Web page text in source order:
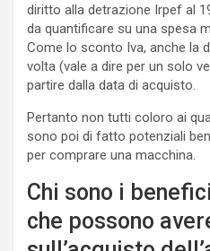
diritto alla detrazione Irpef al
da quantificare su una spesa
Come lo sconto Iva, anche la
volta (vale a dire per un solo
partire dalla data di acquisto.
Pertanto non tutti coloro ai
sono poi di fatto potenziali
per comprare una macchina.
Chi sono i
che possono